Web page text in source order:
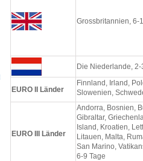
Grossbritannien, 6-
Die Niederlande, 2-
EURO II Länder
Finnland, Irland,
Slowenien,
EURO III Länder
Andorra, Bosnien,
Gibraltar,
Island, Kroatien,
Litauen, Malta,
San Marino,
6-9 Tage